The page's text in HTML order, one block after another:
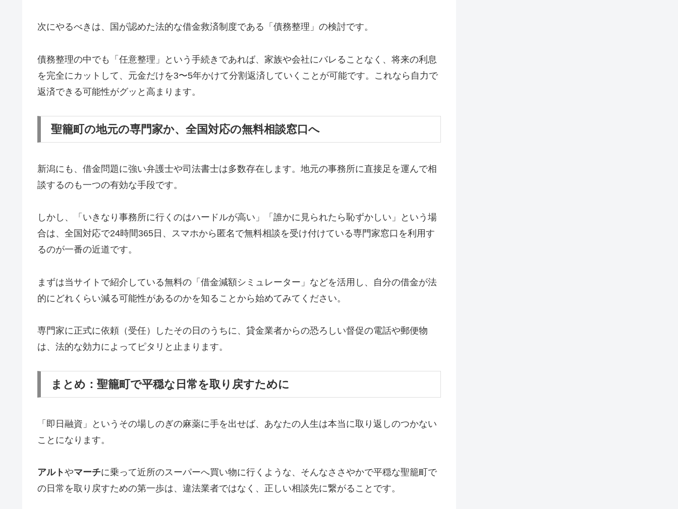
次にやるべきは、国が認めた法的な借金救済制度である「債務整理」の検討です。
債務整理の中でも「任意整理」という手続きであれば、家族や会社にバレることなく、将来の利息
を完全にカットして、元金だけを3〜5年かけて分割返済していくことが可能です。これなら自力で
返済できる可能性がグッと高まります。
聖籠町の地元の専門家か、全国対応の無料相談窓口へ
新潟にも、借金問題に強い弁護士や司法書士は多数存在します。地元の事務所に直接足を運んで相
談するのも一つの有効な手段です。
しかし、「いきなり事務所に行くのはハードルが高い」「誰かに見られたら恥ずかしい」という場
合は、全国対応で24時間365日、スマホから匿名で無料相談を受け付けている専門家窓口を利用す
るのが一番の近道です。
まずは当サイトで紹介している無料の「借金減額シミュレーター」などを活用し、自分の借金が法
的にどれくらい減る可能性があるのかを知ることから始めてみてください。
専門家に正式に依頼（受任）したその日のうちに、貸金業者からの恐ろしい督促の電話や郵便物
は、法的な効力によってピタリと止まります。
まとめ：聖籠町で平穏な日常を取り戻すために
「即日融資」というその場しのぎの麻薬に手を出せば、あなたの人生は本当に取り返しのつかない
ことになります。
アルトやマーチに乗って近所のスーパーへ買い物に行くような、そんなささやかで平穏な聖籠町で
の日常を取り戻すための第一歩は、違法業者ではなく、正しい相談先に繋がることです。